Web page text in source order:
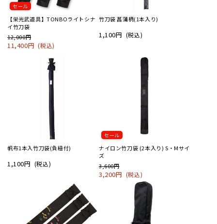
セール
【栄光武道具】TONBOライトシナ
イ竹刀袋
12,000円
11,400円(税込)
竹刀袋 菖蒲柄(1本入り)
1,100円 (税込)
帆布1本入竹刀袋(負紐付)
1,100円 (税込)
セール
ナイロン竹刀袋 (2本入り) S・Mサイ
ズ
3,600円
3,200円 (税込)